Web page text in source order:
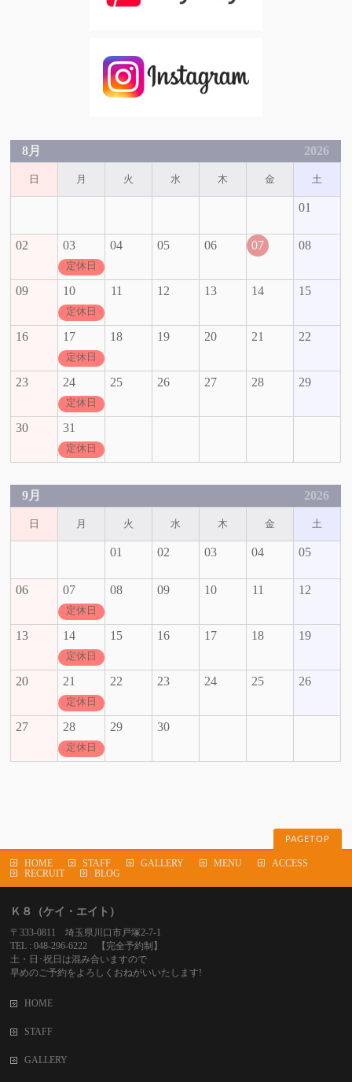
8月 2026
日 月 火 水 木 金 土
01
02 03
定休日
04 05 06 07 08
09 10
定休日
11 12 13 14 15
16 17
定休日
18 19 20 21 22
23 24
定休日
25 26 27 28 29
30 31
定休日
9月 2026
日 月 火 水 木 金 土
01 02 03 04 05
06 07
定休日
08 09 10 11 12
13 14
定休日
15 16 17 18 19
20 21
定休日
22 23 24 25 26
27 28
定休日
29 30
PAGETOP
HOME STAFF GALLERY MENU
ACCESS
RECRUIT
BLOG
Ｋ８（ケイ・エイト）
〒333-0811 埼玉県川口市戸塚2-7-1
TEL : 048-296-6222 【完全予約制】
土・日･祝日は混み合いますので
早めのご予約をよろしくおねがいいたします!
HOME
STAFF
GALLERY